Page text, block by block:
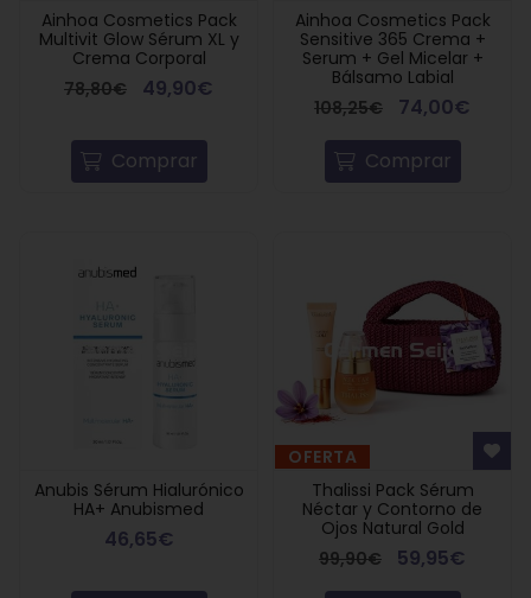
Ainhoa Cosmetics Pack
Multivit Glow Sérum XL y
Crema Corporal
78,80€
49,90€
Comprar
Ainhoa Cosmetics Pack
Sensitive 365 Crema +
Serum + Gel Micelar +
Bálsamo Labial
108,25€
74,00€
Comprar
Anubis Sérum Hialurónico
HA+ Anubismed
46,65€
OFERTA
Thalissi Pack Sérum
Néctar y Contorno de
Ojos Natural Gold
99,90€
59,95€